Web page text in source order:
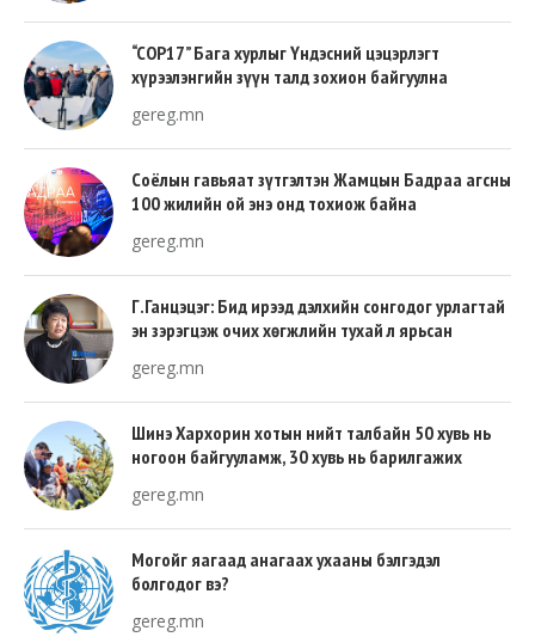
“COP17” Бага хурлыг Үндэсний цэцэрлэгт
хүрээлэнгийн зүүн талд зохион байгуулна
gereg.mn
Соёлын гавьяат зүтгэлтэн Жамцын Бадраа агсны
100 жилийн ой энэ онд тохиож байна
gereg.mn
Г.Ганцэцэг: Бид ирээд дэлхийн сонгодог урлагтай
эн зэрэгцэж очих хөгжлийн тухай л ярьсан
gereg.mn
Шинэ Хархорин хотын нийт талбайн 50 хувь нь
ногоон байгууламж, 30 хувь нь барилгажих
gereg.mn
Могойг яагаад анагаах ухааны бэлгэдэл
болгодог вэ?
gereg.mn